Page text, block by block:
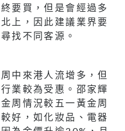
要買，但是會經過多
上，因此建議業界要
找不同客源。
中來港人流增多，但
業較為受惠。邵家輝
周情況較五一黃金周
好，如化妝品、電器